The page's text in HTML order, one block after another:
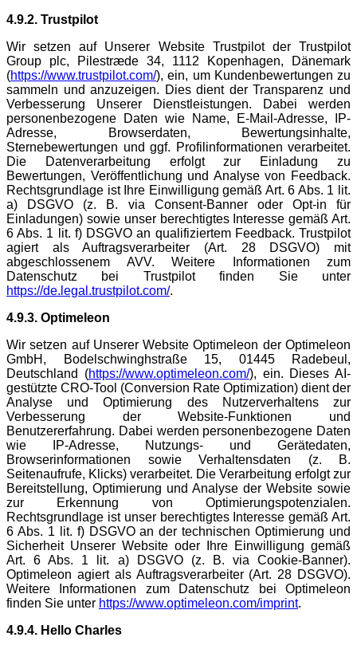
4.9.2. Trustpilot
Wir setzen auf Unserer Website Trustpilot der Trustpilot
Group plc, Pilestræde 34, 1112 Kopenhagen, Dänemark
(https://www.trustpilot.com/), ein, um Kundenbewertungen zu
sammeln und anzuzeigen. Dies dient der Transparenz und
Verbesserung Unserer Dienstleistungen. Dabei werden
personenbezogene Daten wie Name, E-Mail-Adresse, IP-
Adresse, Browserdaten, Bewertungsinhalte,
Sternebewertungen und ggf. Profilinformationen verarbeitet.
Die Datenverarbeitung erfolgt zur Einladung zu
Bewertungen, Veröffentlichung und Analyse von Feedback.
Rechtsgrundlage ist Ihre Einwilligung gemäß Art. 6 Abs. 1 lit.
a) DSGVO (z. B. via Consent-Banner oder Opt-in für
Einladungen) sowie unser berechtigtes Interesse gemäß Art.
6 Abs. 1 lit. f) DSGVO an qualifiziertem Feedback. Trustpilot
agiert als Auftragsverarbeiter (Art. 28 DSGVO) mit
abgeschlossenem AVV. Weitere Informationen zum
Datenschutz bei Trustpilot finden Sie unter
https://de.legal.trustpilot.com/.
4.9.3. Optimeleon
Wir setzen auf Unserer Website Optimeleon der Optimeleon
GmbH, Bodelschwinghstraße 15, 01445 Radebeul,
Deutschland (https://www.optimeleon.com/), ein. Dieses AI-
gestützte CRO-Tool (Conversion Rate Optimization) dient der
Analyse und Optimierung des Nutzerverhaltens zur
Verbesserung der Website-Funktionen und
Benutzererfahrung. Dabei werden personenbezogene Daten
wie IP-Adresse, Nutzungs- und Gerätedaten,
Browserinformationen sowie Verhaltensdaten (z. B.
Seitenaufrufe, Klicks) verarbeitet. Die Verarbeitung erfolgt zur
Bereitstellung, Optimierung und Analyse der Website sowie
zur Erkennung von Optimierungspotenzialen.
Rechtsgrundlage ist unser berechtigtes Interesse gemäß Art.
6 Abs. 1 lit. f) DSGVO an der technischen Optimierung und
Sicherheit Unserer Website oder Ihre Einwilligung gemäß
Art. 6 Abs. 1 lit. a) DSGVO (z. B. via Cookie-Banner).
Optimeleon agiert als Auftragsverarbeiter (Art. 28 DSGVO).
Weitere Informationen zum Datenschutz bei Optimeleon
finden Sie unter https://www.optimeleon.com/imprint.
4.9.4. Hello Charles